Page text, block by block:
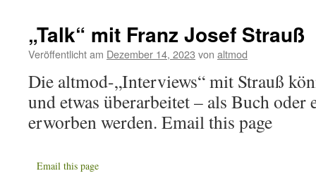
„Talk“ mit Franz Josef Strauß
Veröffentlicht am Dezember 14, 2023 von altmod
Die altmod-„Interviews“ mit Strauß
und etwas überarbeitet – als Buch
erworben werden. Email this page
Email this page